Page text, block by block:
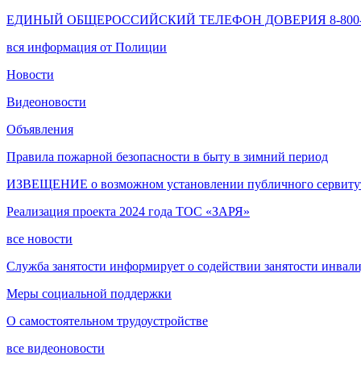
ЕДИНЫЙ ОБЩЕРОССИЙСКИЙ ТЕЛЕФОН ДОВЕРИЯ 8-800-
вся информация от Полиции
Новости
Видеоновости
Объявления
Правила пожарной безопасности в быту в зимний период
ИЗВЕЩЕНИЕ о возможном установлении публичного
Реализация проекта 2024 года ТОС «ЗАРЯ»
все новости
Служба занятости информирует о содействии занятости
Меры социальной поддержки
О самостоятельном трудоустройстве
все видеоновости